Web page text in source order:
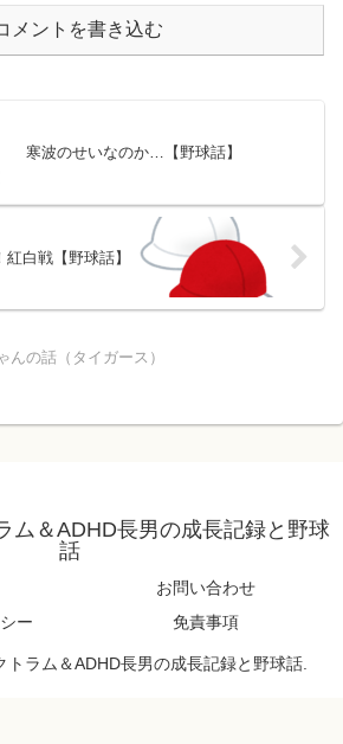
メントを書き込む
寒波のせいなのか…【野球話】
白戦【野球話】
んの話（タイガース）
ム＆ADHD長男の成長記録と野球
話
お問い合わせ
ー
免責事項
ラム＆ADHD長男の成長記録と野球話.